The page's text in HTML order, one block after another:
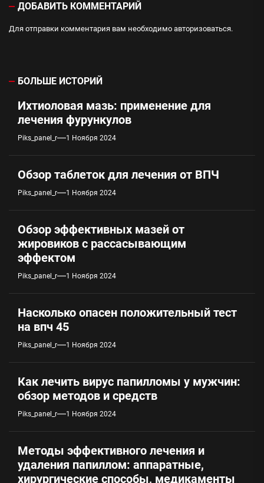
ДОБАВИТЬ КОММЕНТАРИЙ
Для отправки комментария вам необходимо авторизоваться.
БОЛЬШЕ ИСТОРИЙ
Ихтиоловая мазь: применение для
лечения фурункулов
Piks_panel_r 1 Ноября 2024
Обзор таблеток для лечения от ВПЧ
Piks_panel_r 1 Ноября 2024
Обзор эффективных мазей от
жировиков с рассасывающим
эффектом
Piks_panel_r 1 Ноября 2024
Насколько опасен положительный тест
на впч 45
Piks_panel_r 1 Ноября 2024
Как лечить вирус папилломы у мужчин:
обзор методов и средств
Piks_panel_r 1 Ноября 2024
Методы эффективного лечения и
удаления папиллом: аппаратные,
хирургические способы, медикаменты